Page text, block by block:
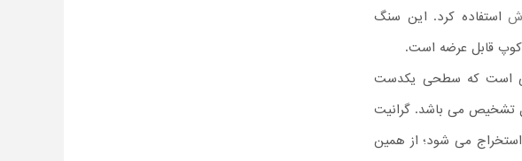
استفاده کرد. این سنگ
قابل عرضه است.
است که سطحی یکدست
تشخیص می باشد. گرانیت
می شود؛ از همین